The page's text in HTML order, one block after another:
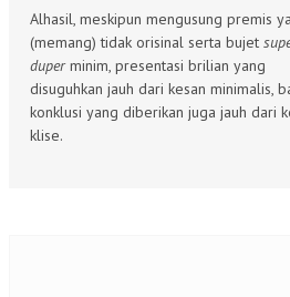
Alhasil, meskipun mengusung premis
(memang) tidak orisinal serta bujet
duperminim, presentasi brilian yang
disuguhkan jauh dari kesan minimalis,
konklusi yang diberikan juga jauh dari
klise.